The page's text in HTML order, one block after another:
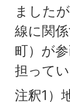
ました
線に関
町）が
担ってい
注釈1）